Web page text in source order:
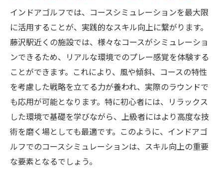
インドアゴルフでは、コースシミュレーションを最大限
に活用することが、実践的なスキル向上に繋がります。
藤沢駅近くの施設では、様々なコースがシミュレーショ
ンできるため、リアルな環境でのプレー感覚を体験する
ことができます。これにより、風や傾斜、コースの特性
を考慮した戦略を立てる力が養われ、実際のラウンドで
も応用が可能となります。特に初心者には、リラックス
した環境で基礎を学びながら、上級者にはより高度な技
術を磨く場としても最適です。このように、インドアゴ
ルフでのコースシミュレーションは、スキル向上の重要
な要素となるでしょう。